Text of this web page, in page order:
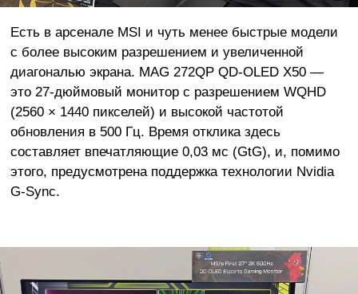
Есть в арсенале MSI и чуть менее быстрые модели
с более высоким разрешением и увеличенной
диагональю экрана. MAG 272QP QD-OLED X50 —
это 27-дюймовый монитор с разрешением WQHD
(2560 × 1440 пикселей) и высокой частотой
обновления в 500 Гц. Время отклика здесь
составляет впечатляющие 0,03 мс (GtG), и, помимо
этого, предусмотрена поддержка технологии Nvidia
G-Sync.